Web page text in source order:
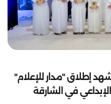
إطلاق "مدار للإعلام"
في الشارقة